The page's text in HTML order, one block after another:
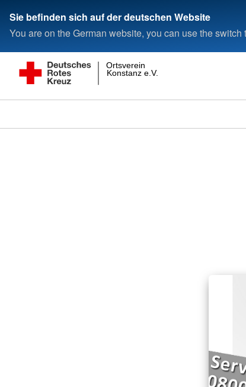
Sie befinden sich auf der deutschen Website
You are on the German website, you can use the
Konstanz e.V.
Ortsverein